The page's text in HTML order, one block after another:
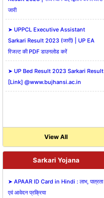
जारी
➤ UPPCL Executive Assistant
Sarkari Result 2023 (जारी) | UP EA
रिजल्ट की PDF डाउनलोड करें
➤ UP Bed Result 2023 Sarkari Result
[Link] @www.bujhansi.ac.in
View All
Sarkari Yojana
➤ APAAR ID Card in Hindi : लाभ, पात्रता
एवं आवेदन प्रक्रिया